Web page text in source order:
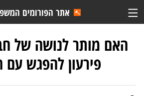
אתר הפורומים
האם מותר לנושה של
פירעון להפגש עם